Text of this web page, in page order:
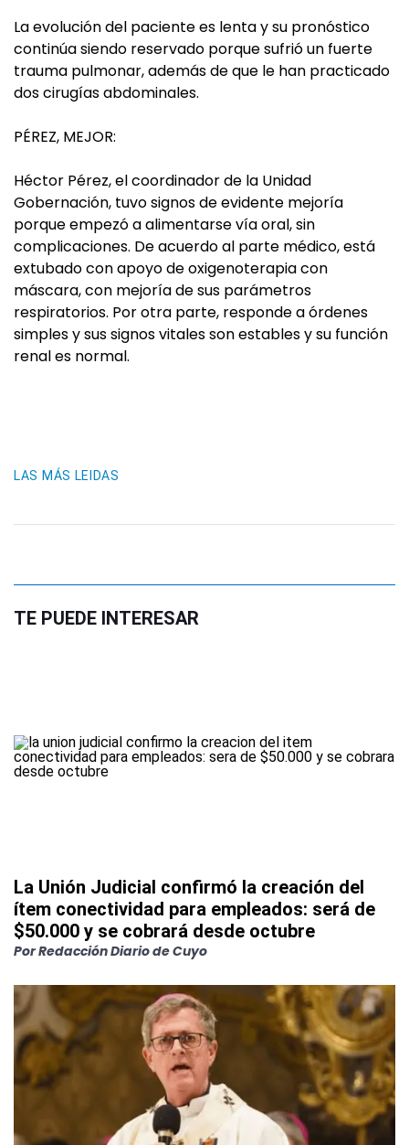
La evolución del paciente es lenta y su pronóstico
continúa siendo reservado porque sufrió un fuerte
trauma pulmonar, además de que le han practicado
dos cirugías abdominales.
PÉREZ, MEJOR:
Héctor Pérez, el coordinador de la Unidad
Gobernación, tuvo signos de evidente mejoría
porque empezó a alimentarse vía oral, sin
complicaciones. De acuerdo al parte médico, está
extubado con apoyo de oxigenoterapia con
máscara, con mejoría de sus parámetros
respiratorios. Por otra parte, responde a órdenes
simples y sus signos vitales son estables y su función
renal es normal.
LAS MÁS LEIDAS
TE PUEDE INTERESAR
La Unión Judicial confirmó la creación del
ítem conectividad para empleados: será de
$50.000 y se cobrará desde octubre
PorRedacción Diario de Cuyo